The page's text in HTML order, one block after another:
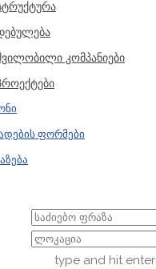
კომპანიები
ფორმები
type and hit enter